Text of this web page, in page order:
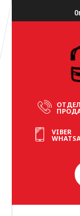
ОТДЕЛ
VIBER